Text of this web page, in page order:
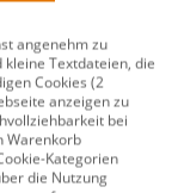
30 90°
Rohr), wird für
und ist bis
aus
angenehm zu
kleine Textdateien, die
Cookies (2
anzeigen zu
bei
Warenkorb
Kategorien
die Nutzung